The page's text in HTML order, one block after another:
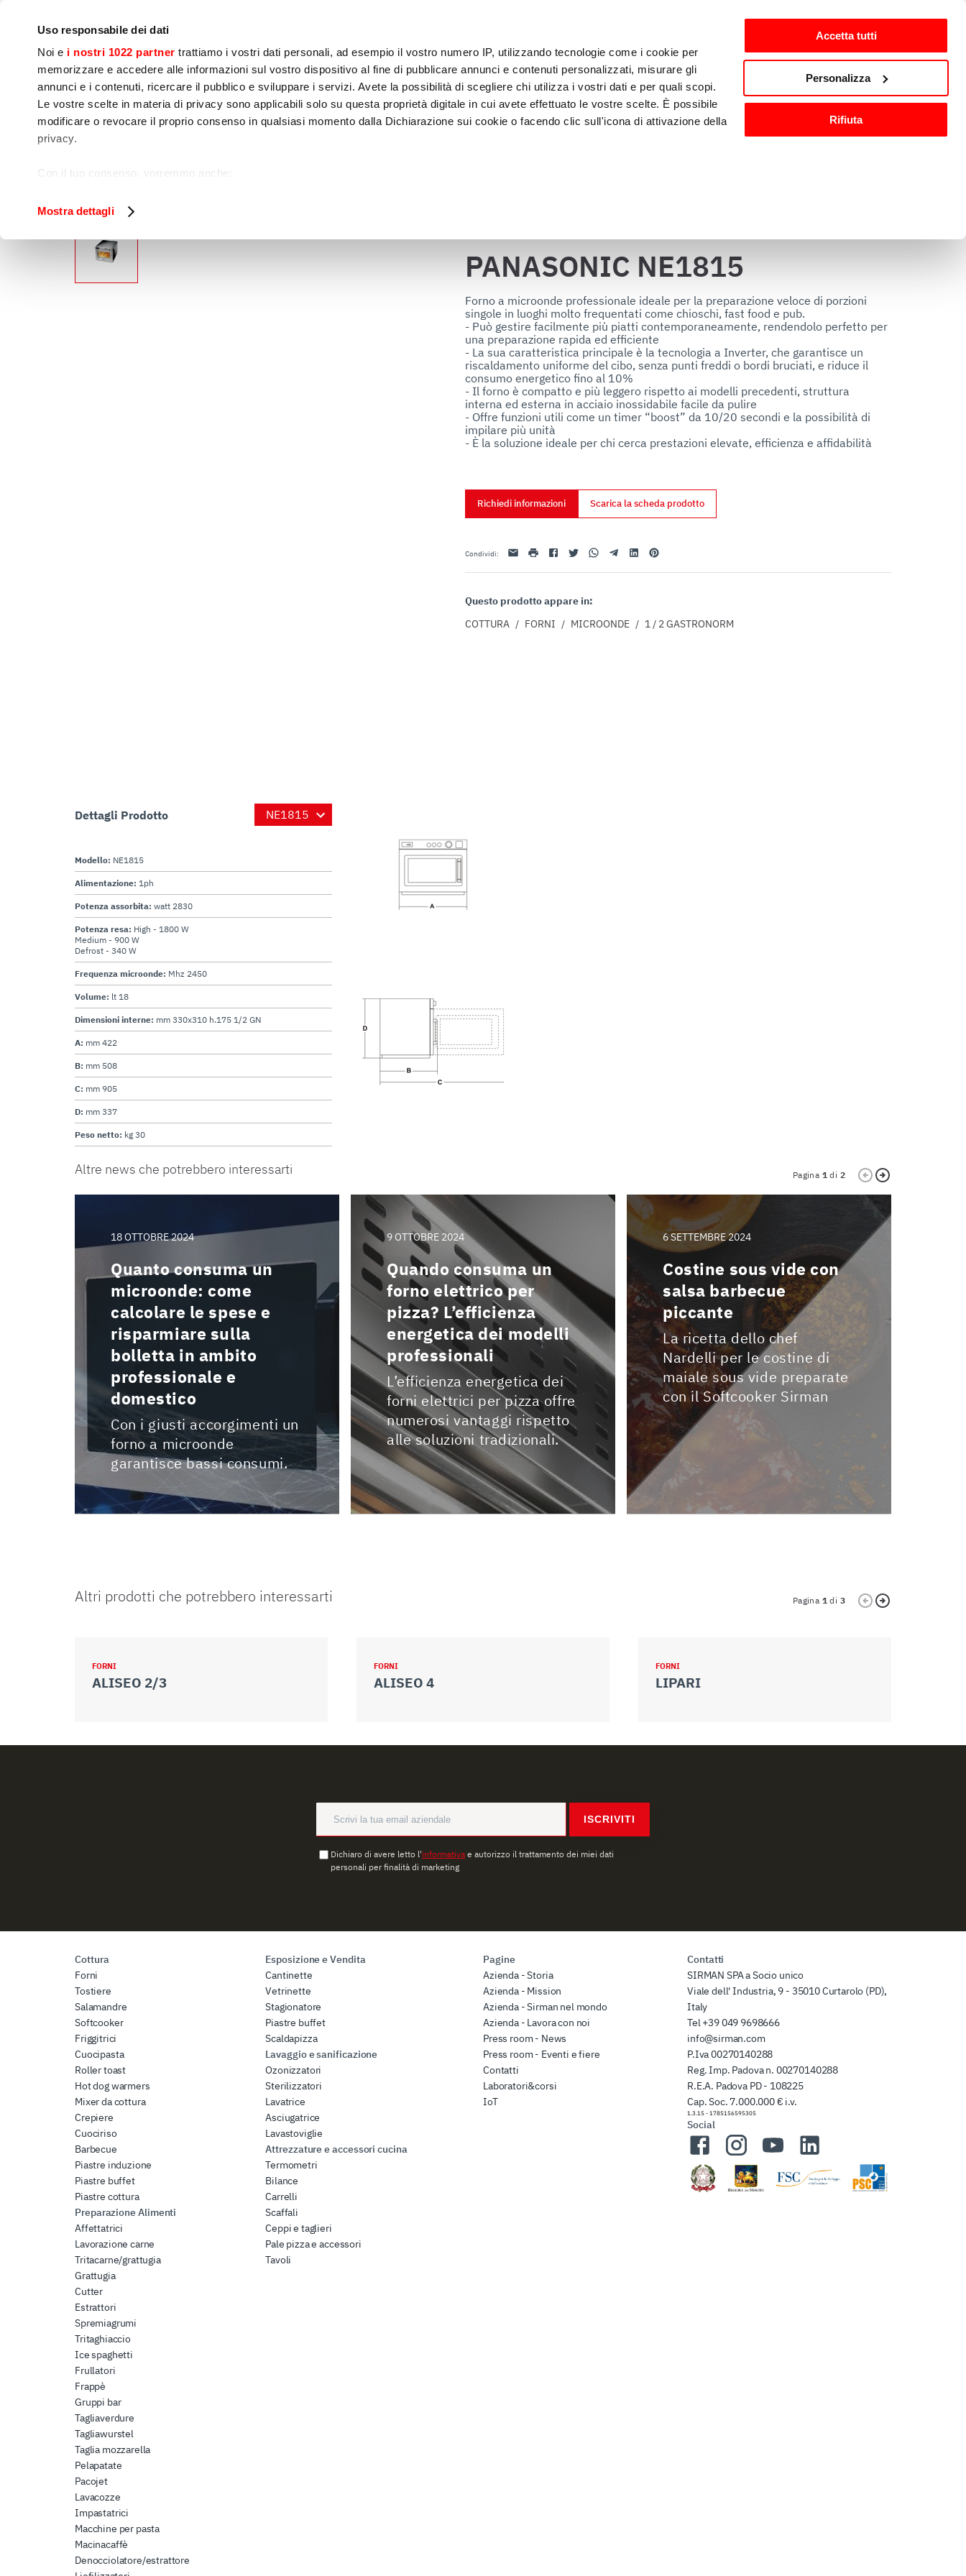
Uso responsabile dei dati
Noi e i nostri 1022 partner trattiamo i vostri dati personali, ad esempio il vostro numero IP, utilizzando tecnologie come i cookie per
memorizzare e accedere alle informazioni sul vostro dispositivo al fine di pubblicare annunci e contenuti personalizzati, misurare gli
annunci e i contenuti, ricercare il pubblico e sviluppare i servizi. Avete la possibilità di scegliere chi utilizza i vostri dati e per quali scopi.
Le vostre scelte in materia di privacy sono applicabili solo su questa proprietà digitale in cui avete effettuato le vostre scelte. È possibile
modificare o revocare il proprio consenso in qualsiasi momento dalla Dichiarazione sui cookie o facendo clic sull'icona di attivazione della
privacy.
Con il tuo consenso, vorremmo anche:
Identificare il tuo dispositivo, scansionandolo attivamente alla ricerca di caratteristiche specifiche (impronte digitali).
tuo consenso in qualsiasi momento dalla Dichiarazione sui cookie.
Utilizziamo i cookie per garantire che l’utente possa usufruire del servizio richiesto, per personalizzare contenuti ed annunci, per fornire
funzionalità dei social media e per analizzare il nostro traffico. Condividiamo inoltre informazioni sul modo in cui l’utente utilizza il nostro
sito con i nostri partner che si occupano di analisi dei dati web, pubblicità e social media, i quali potrebbero combinarle con altre
Mostra dettagli
Accetta tutti
Personalizza
Rifiuta
Clienti it-IT
Cottura
Preparazione
Alimenti
Confezionamento Abbattitori
Esposizione e
Vendita
Lavaggio e
sanificazione
PANASONIC NE1815
Forno a microonde professionale ideale per la preparazione veloce di porzioni
singole in luoghi molto frequentati come chioschi, fast food e pub.
- Può gestire facilmente più piatti contemporaneamente, rendendolo perfetto per
una preparazione rapida ed efficiente
- La sua caratteristica principale è la tecnologia a Inverter, che garantisce un
riscaldamento uniforme del cibo, senza punti freddi o bordi bruciati, e riduce il
consumo energetico fino al 10%
- Il forno è compatto e più leggero rispetto ai modelli precedenti, struttura
interna ed esterna in acciaio inossidabile facile da pulire
- Offre funzioni utili come un timer “boost” da 10/20 secondi e la possibilità di
impilare più unità
- È la soluzione ideale per chi cerca prestazioni elevate, efficienza e affidabilità
Richiedi informazioni Scarica la scheda prodotto
Condividi: Email stampaFacebookTwitterWhatsappTelegramLinkedinPinterest
Questo prodotto appare in:
COTTURA / FORNI / MICROONDE / 1 / 2 GASTRONORM
Dettagli Prodotto
Modello: NE1815
Alimentazione: 1ph
Potenza assorbita: watt 2830
Potenza resa: High - 1800 W
Medium - 900 W
Defrost - 340 W
Frequenza microonde: Mhz 2450
Volume: lt 18
Dimensioni interne: mm 330x310 h.175 1/2 GN
A: mm 422
B: mm 508
C: mm 905
D: mm 337
Peso netto: kg 30
Altre news che potrebbero interessarti Pagina 1di 2
18 OTTOBRE 2024
Quanto consuma un
microonde: come
calcolare le spese e
risparmiare sulla
bolletta in ambito
professionale e
domestico
Con i giusti accorgimenti un
forno a microonde
garantisce bassi consumi.
9 OTTOBRE 2024
Quando consuma un
forno elettrico per
pizza? L’efficienza
energetica dei modelli
professionali
L’efficienza energetica dei
forni elettrici per pizza offre
numerosi vantaggi rispetto
alle soluzioni tradizionali.
6 SETTEMBRE 2024
Costine sous vide con
salsa barbecue
piccante
La ricetta dello chef
Nardelli per le costine di
maiale sous vide preparate
con il Softcooker Sirman
Altri prodotti che potrebbero interessarti Pagina 1di 3
FORNI
ALISEO 2/3
FORNI
ALISEO 4
FORNI
LIPARI
ISCRIVITI
Dichiaro di avere letto l'informativa e autorizzo il trattamento dei miei dati
personali per finalità di marketing
Cottura
Forni
Tostiere
Salamandre
Softcooker
Friggitrici
Cuocipasta
Roller toast
Hot dog warmers
Mixer da cottura
Crepiere
Cuociriso
Barbecue
Piastre induzione
Piastre buffet
Piastre cottura
Preparazione Alimenti
Affettatrici
Lavorazione carne
Tritacarne/grattugia
Grattugia
Cutter
Estrattori
Spremiagrumi
Tritaghiaccio
Ice spaghetti
Frullatori
Frappè
Gruppi bar
Tagliaverdure
Tagliawurstel
Taglia mozzarella
Pelapatate
Pacojet
Lavacozze
Impastatrici
Macchine per pasta
Macinacaffè
Denocciolatore/estrattore
Esposizione e Vendita
Cantinette
Vetrinette
Stagionatore
Piastre buffet
Scaldapizza
Lavaggio e sanificazione
Ozonizzatori
Sterilizzatori
Lavatrice
Asciugatrice
Lavastoviglie
Attrezzature e accessori cucina
Termometri
Bilance
Carrelli
Scaffali
Ceppi e taglieri
Pale pizza e accessori
Tavoli
Pagine
Azienda - Storia
Azienda - Mission
Azienda - Sirman nel mondo
Azienda - Lavora con noi
Press room - News
Press room - Eventi e fiere
Contatti
Laboratori&corsi
IoT
Contatti
SIRMAN SPA a Socio unico
Viale dell' Industria, 9 - 35010 Curtarolo (PD),
Italy
Tel+39 049 9698666
info@sirman.com
P.Iva 00270140288
Reg. Imp. Padova n. 00270140288
R.E.A. Padova PD - 108225
Cap. Soc. 7.000.000 € i.v.
1.3.15 - 1785156595305
Social
FacebookInstagramYouTubeLinkedIn